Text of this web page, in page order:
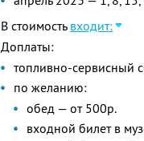
В стоимость входит:
Доплаты:
топливно-сервисный
по желанию:
обед — от 500р.
входной билет в